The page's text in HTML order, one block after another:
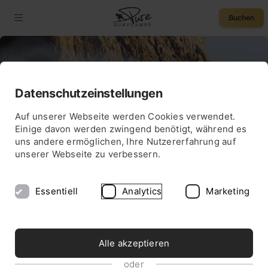
Buchen
SURF-GUIDE PORTUGAL
Datenschutzeinstellungen
Auf unserer Webseite werden Cookies verwendet.
Einige davon werden zwingend benötigt, während es
uns andere ermöglichen, Ihre Nutzererfahrung auf
unserer Webseite zu verbessern.
Essentiell Analytics Marketing
Alle akzeptieren
oder